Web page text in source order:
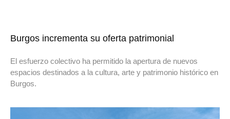
Burgos incrementa su oferta patrimonial
El esfuerzo colectivo ha permitido la apertura de nuevos
espacios destinados a la cultura, arte y patrimonio histórico en
Burgos.